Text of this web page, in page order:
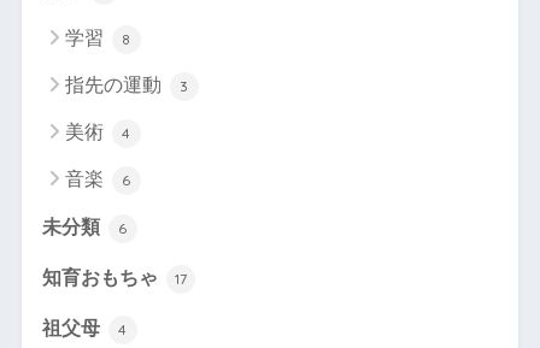
学習 8
指先の運動 3
美術 4
音楽 6
未分類 6
知育おもちゃ 17
祖父母 4